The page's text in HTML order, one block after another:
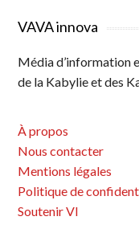
VAVA innova
Média d’information
de la Kabylie et des
À propos
Nous contacter
Mentions légales
Politique de
Soutenir VI